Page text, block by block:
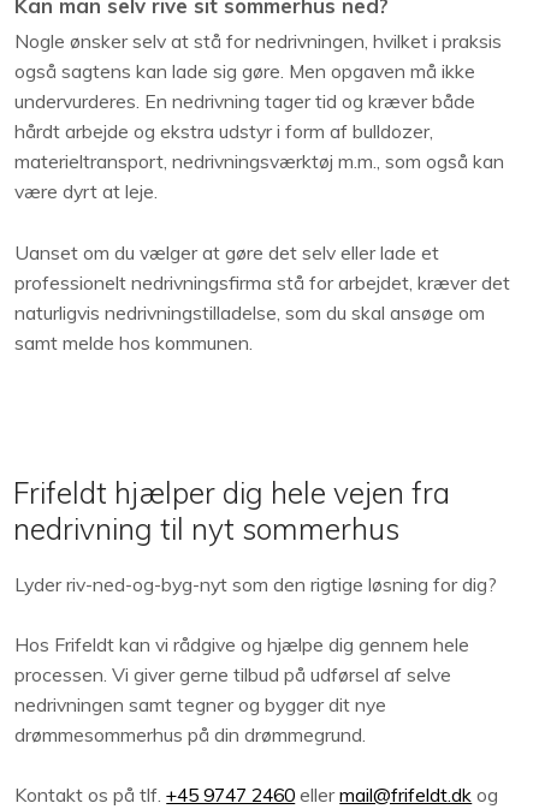
Kan man selv rive sit sommerhus ned?
Nogle ønsker selv at stå for nedrivningen, hvilket i praksis
også sagtens kan lade sig gøre. Men opgaven må ikke
undervurderes. En nedrivning tager tid og kræver både
hårdt arbejde og ekstra udstyr i form af bulldozer,
materieltransport, nedrivningsværktøj m.m., som også kan
være dyrt at leje.
Uanset om du vælger at gøre det selv eller lade et
professionelt nedrivningsfirma stå for arbejdet, kræver det
naturligvis nedrivningstilladelse, som du skal ansøge om
samt melde hos kommunen.
Frifeldt hjælper dig hele vejen fra
nedrivning til nyt sommerhus
Lyder riv-ned-og-byg-nyt som den rigtige løsning for dig?
Hos Frifeldt kan vi rådgive og hjælpe dig gennem hele
processen. Vi giver gerne tilbud på udførsel af selve
nedrivningen samt tegner og bygger dit nye
drømmesommerhus på din drømmegrund.
Kontakt os på tlf.+45 9747 2460 ellermail@frifeldt.dk og